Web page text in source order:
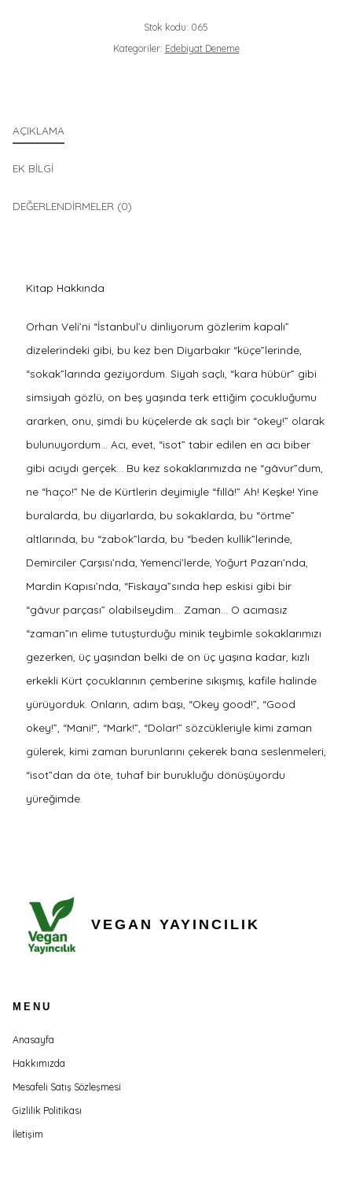
Stok kodu: 065
Kategoriler: Edebiyat Deneme
AÇIKLAMA
EK BILGI
DEĞERLENDIRMELER (0)
Kitap Hakkında
Orhan Veli’ni “İstanbul’u dinliyorum gözlerim kapalı”
dizelerindeki gibi, bu kez ben Diyarbakır “küçe”lerinde,
“sokak”larında geziyordum. Siyah saçlı, “kara hübür” gibi
simsiyah gözlü, on beş yaşında terk ettiğim çocukluğumu
ararken, onu, şimdi bu küçelerde ak saçlı bir “okey!” olarak
bulunuyordum… Acı, evet, “isot” tabir edilen en acı biber
gibi acıydı gerçek… Bu kez sokaklarımızda ne “gâvur”dum,
ne “haço!” Ne de Kürtlerin deyimiyle “fıllâ!” Ah! Keşke! Yine
buralarda, bu diyarlarda, bu sokaklarda, bu “örtme”
altlarında, bu “zabok”larda, bu “beden kullik”lerinde,
Demirciler Çarşısı’nda, Yemenci’lerde, Yoğurt Pazarı’nda,
Mardin Kapısı’nda, “Fiskaya”sında hep eskisi gibi bir
“gâvur parçası” olabilseydim… Zaman… O acımasız
“zaman”ın elime tutuşturduğu minik teybimle sokaklarımızı
gezerken, üç yaşından belki de on üç yaşına kadar, kızlı
erkekli Kürt çocuklarının çemberine sıkışmış, kafile halinde
yürüyorduk. Onların, adım başı, “Okey good!”, “Good
okey!”, “Mani!”, “Mark!”, “Dolar!” sözcükleriyle kimi zaman
gülerek, kimi zaman burunlarını çekerek bana seslenmeleri,
“isot”dan da öte, tuhaf bir burukluğu dönüşüyordu
yüreğimde.
VEGAN YAYINCILIK
MENU
Anasayfa
Hakkımızda
Mesafeli Satış Sözleşmesi
Gizlilik Politikası
İletişim